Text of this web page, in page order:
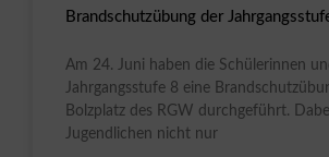
Brandschutzübung der
Am 24. Juni haben die Schülerinnen
Jahrgangsstufe 8 eine
Bolzplatz des RGW durchgeführt.
Jugendlichen nicht nur